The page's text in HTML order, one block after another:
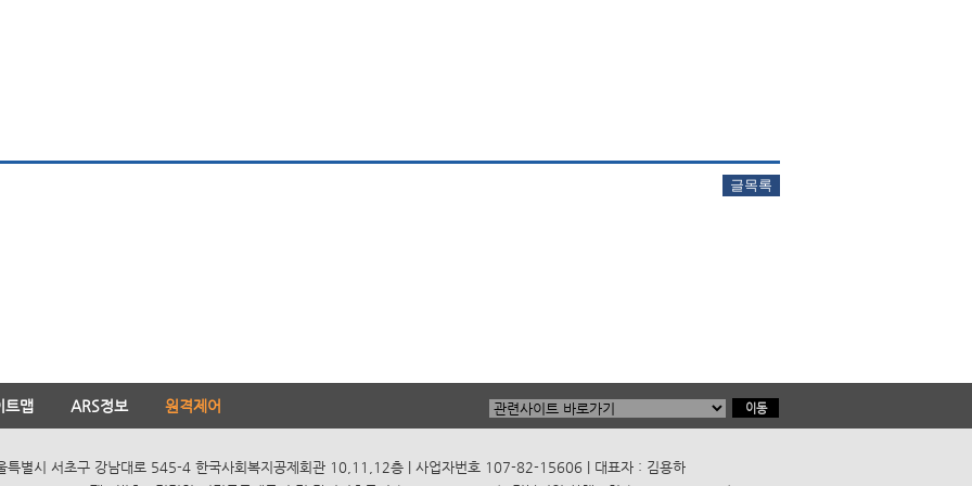
트맵 ARS정보 원격제어
별시 서초구 강남대로 545-4 한국사회복지공제회관 10,11,12층 | 사업자번호 107-82-15606 | 대표자 : 김용하